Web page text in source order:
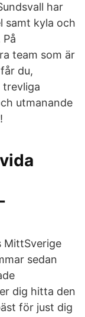
har
samt kyla och
team som är
du,
utmanande
MittSverige
sedan
dig hitta den
för just dig